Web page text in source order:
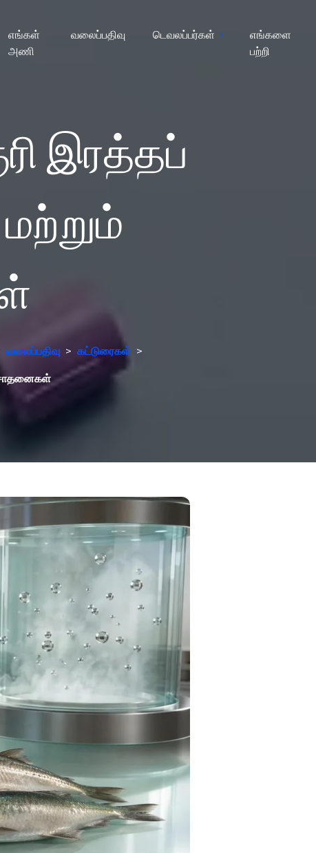
எங்கள்
அணி
வலைப்பதிவு டெவலப்பர்கள்
எங்களை
பற்றி
இரத்தப்
வலைப்பதிவு > கட்டுரைகள் >